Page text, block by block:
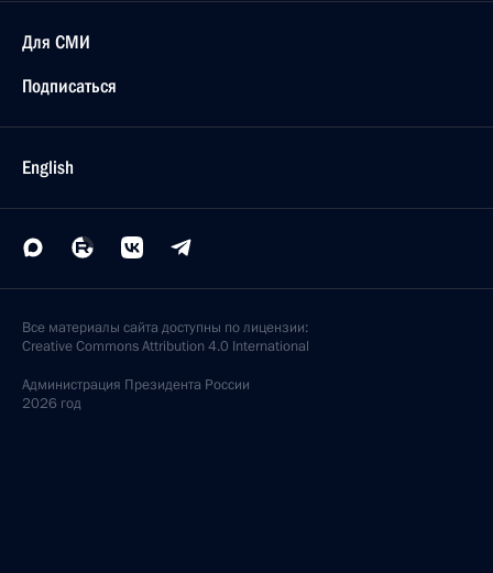
Для СМИ
Подписаться
English
Все материалы сайта доступны по лицензии:
Creative Commons Attribution 4.0 International
Администрация Президента России
2026 год